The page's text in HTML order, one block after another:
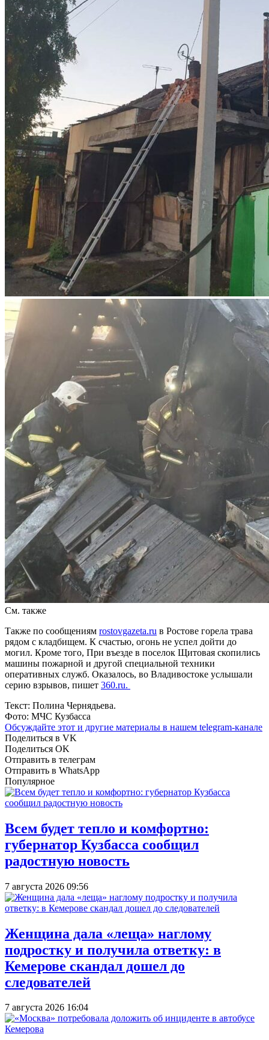
См. также
Также по сообщениям rostovgazeta.ru в Ростове горела трава
рядом с кладбищем. К счастью, огонь не успел дойти до
могил. Кроме того, При въезде в поселок Щитовая скопились
машины пожарной и другой специальной техники
оперативных служб. Оказалось, во Владивостоке услышали
серию взрывов, пишет 360.ru.
Текст: Полина Чернядьева.
Фото: МЧС Кузбасса
Обсуждайте этот и другие материалы в нашем telegram-канале
Поделиться в VK
Поделиться OK
Отправить в телеграм
Отправить в WhatsApp
Популярное
Всем будет тепло и комфортно:
губернатор Кузбасса сообщил
радостную новость
7 августа 2026 09:56
Женщина дала «леща» наглому
подростку и получила ответку: в
Кемерове скандал дошел до
следователей
7 августа 2026 16:04